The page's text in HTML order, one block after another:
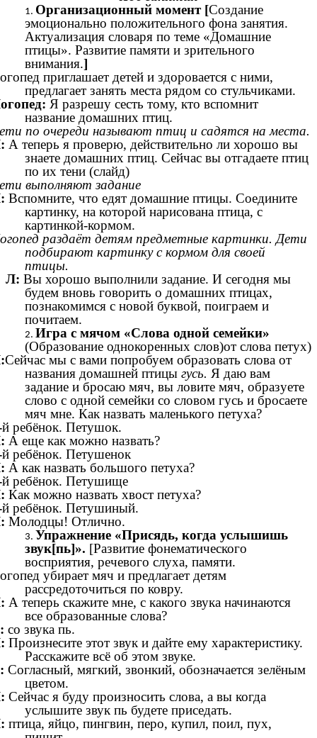
Организационный момент [Создание
эмоционально положительного фона занятия.
Актуализация словаря по теме «Домашние
птицы». Развитие памяти и зрительного
внимания.]
приглашает детей и здоровается с ними,
предлагает занять места рядом со стульчиками.
Я разрешу сесть тому, кто вспомнит
название домашних птиц.
по очереди называют птиц и садятся на места.
А теперь я проверю, действительно ли хорошо вы
знаете домашних птиц. Сейчас вы отгадаете птиц
по их тени (слайд)
выполняют задание
Вспомните, что едят домашние птицы. Соедините
картинку, на которой нарисована птица, с
картинкой-кормом.
раздаёт детям предметные картинки. Дети
подбирают картинку с кормом для своей
птицы.
Л: Вы хорошо выполнили задание. И сегодня мы
будем вновь говорить о домашних птицах,
познакомимся с новой буквой, поиграем и
почитаем.
Игра с мячом «Слова одной семейки»
(Образование однокоренных слов)от слова петух)
Сейчас мы с вами попробуем образовать слова от
названия домашней птицы гусь. Я даю вам
задание и бросаю мяч, вы ловите мяч, образуете
слово с одной семейки со словом гусь и бросаете
мяч мне. Как назвать маленького петуха?
й ребёнок. Петушок.
А еще как можно назвать?
й ребёнок. Петушенок
А как назвать большого петуха?
й ребёнок. Петушище
Как можно назвать хвост петуха?
й ребёнок. Петушиный.
Молодцы! Отлично.
Упражнение «Присядь, когда услышишь
звук[пь]». [Развитие фонематического
восприятия, речевого слуха, памяти.
убирает мяч и предлагает детям
рассредоточиться по ковру.
А теперь скажите мне, с какого звука начинаются
все образованные слова?
со звука пь.
Произнесите этот звук и дайте ему характеристику.
Расскажите всё об этом звуке.
Согласный, мягкий, звонкий, обозначается зелёным
цветом.
Сейчас я буду произносить слова, а вы когда
услышите звук пь будете приседать.
птица, яйцо, пингвин, перо, купил, поил, пух,